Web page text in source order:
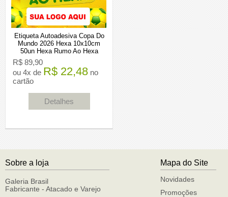
Etiqueta Autoadesiva Copa Do
Mundo 2026 Hexa 10x10cm
50un Hexa Rumo Ao Hexa
R$ 89,90
ou 4x de R$ 22,48 no
cartão
Detalhes
Sobre a loja
Galeria Brasil
Fabricante - Atacado e Varejo
Mapa do Site
Novidades
Promoções